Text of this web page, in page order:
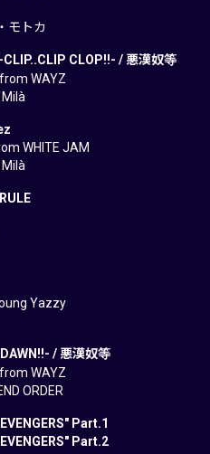
モトカ
CLOP!!- / 悪漢奴等
WAYZ
WHITE JAM
Yazzy
/ 悪漢奴等
WAYZ
ORDER
Part.1
Part.2